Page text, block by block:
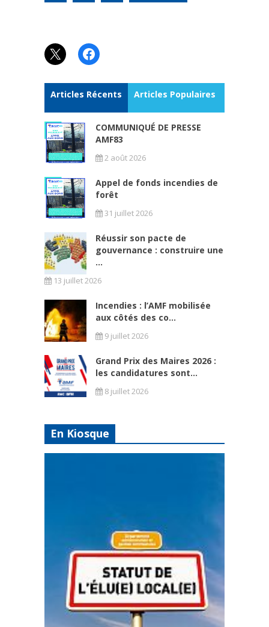
X Facebook
Articles Récents Articles Populaires
COMMUNIQUÉ DE PRESSE
AMF83
2 août 2026
Appel de fonds incendies de
forêt
31 juillet 2026
Réussir son pacte de
gouvernance : construire une
...
13 juillet 2026
Incendies : l’AMF mobilisée
aux côtés des co...
9 juillet 2026
Grand Prix des Maires 2026 :
les candidatures sont...
8 juillet 2026
En Kiosque